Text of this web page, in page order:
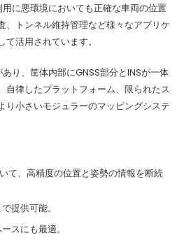
に悪環境においても正確な車両の位置
、トンネル維持管理など様々なアプリケ
活用されています。
り、筐体内部にGNSS部分とINSが一体
自律したプラットフォーム、限られたス
り小さいモジュラーのマッピングシステ
て、高精度の位置と姿勢の情報を断続
提供可能。
スにも最適。